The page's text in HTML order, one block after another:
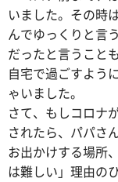
いました。その時
んでゆっくりと言
だったと言うこと
自宅で過ごすよう
ゃいました。
さて、もしコロナ
されたら、パパさ
お出かけする場所
は難しい」理由の